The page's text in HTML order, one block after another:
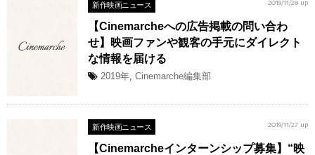
新作映画ニュース 2019/11/28 up
【Cinemarcheへの広告掲載の問い合わ
せ】映画ファンや観客の手元にダイレクト
な情報を届ける
2019年, Cinemarche編集部
新作映画ニュース 2019/11/27 up
【Cinemarcheインターンシップ募集】“映